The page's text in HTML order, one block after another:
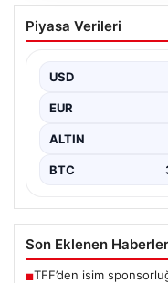
Mohamed
Victor
Piyasa Verileri
USD
EUR
ALTIN
BTC
Son Eklenen Haberler
■TFF’den isim